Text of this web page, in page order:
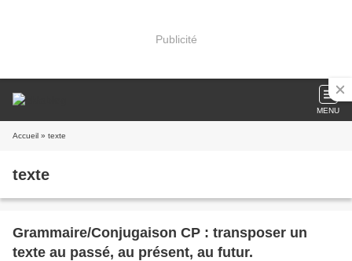
Publicité
MENU
Accueil » texte
texte
Grammaire/Conjugaison CP : transposer un
texte au passé, au présent, au futur.